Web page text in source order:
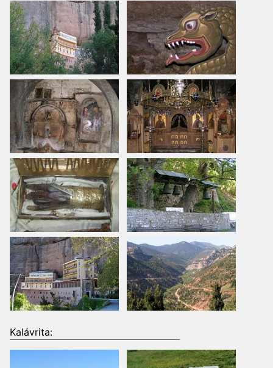
Kalávrita: